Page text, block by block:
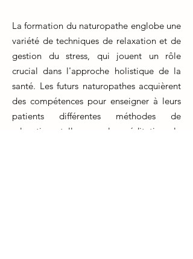
La formation du naturopathe englobe une
variété de techniques de relaxation et de
gestion du stress, qui jouent un rôle
crucial dans l'approche holistique de la
santé. Les futurs naturopathes acquièrent
des compétences pour enseigner à leurs
patients différentes méthodes de
relaxation, telles que la méditation, la